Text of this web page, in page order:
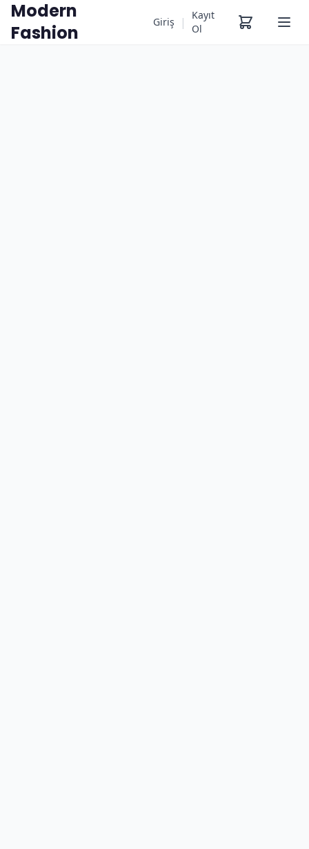
Modern
Fashion
Giriş |
Kayıt
Ol